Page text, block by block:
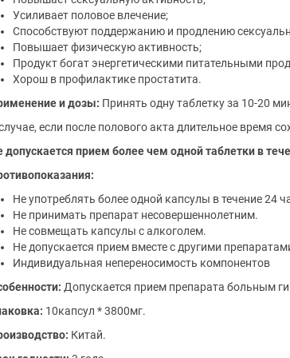
Усиливает половое влечение;
Способствуют поддержанию и продлению
Повышает физическую активность;
Продукт богат энергетическими питательными
Хорош в профилактике простатита.
и дозы: Принять одну таблетку за 10-20
если после полового акта длительное время
допускается прием более чем одной таблетки в
Не употреблять более одной капсулы в течение 24
Не принимать препарат несовершеннолетним.
Не совмещать капсулы с алкоголем.
Не допускается прием вместе с другими
Индивидуальная непереносимость компонентов
Допускается прием препарата больным
10капсул * 3800мг.
Китай.